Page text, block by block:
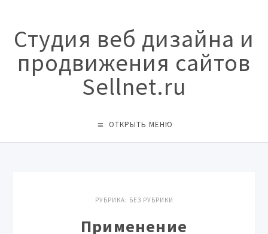
Студия веб дизайна и
продвижения сайтов
Sellnet.ru
ОТКРЫТЬ МЕНЮ
РУБРИКА: БЕЗ РУБРИКИ
Применение